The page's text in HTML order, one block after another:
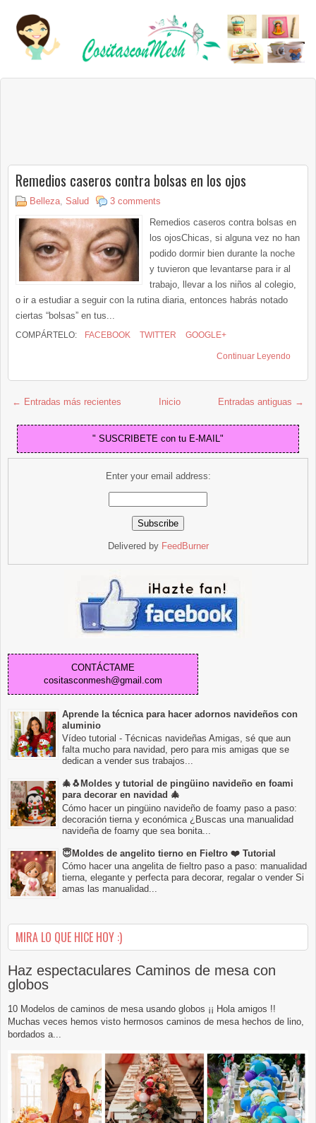
Remedios caseros contra bolsas en los ojos
Belleza Salud
3 comments
Remedios caseros contra bolsas en
los ojosChicas, si alguna vez no han
podido dormir bien durante la noche
y tuvieron que levantarse para ir al
trabajo, llevar a los niños al colegio,
o ir a estudiar a seguir con la rutina diaria, entonces habrás notado
ciertas “bolsas” en tus...
COMPÁRTELO: FACEBOOK TWITTER GOOGLE+
Continuar Leyendo
← Entradas más recientes Entradas antiguas →
Inicio
" SUSCRIBETE con tu E-MAIL"
Enter your email address:
Delivered by FeedBurner
CONTÁCTAME
cositasconmesh@gmail.com
Aprende la técnica para hacer adornos navideños con
aluminio
Vídeo tutorial - Técnicas navideñas Amigas, sé que aun
falta mucho para navidad, pero para mis amigas que se
dedican a vender sus trabajos...
🎄🐧Moldes y tutorial de pingüino navideño en foami
para decorar en navidad 🎄
Cómo hacer un pingüino navideño de foamy paso a paso:
decoración tierna y económica ¿Buscas una manualidad
navideña de foamy que sea bonita...
😇Moldes de angelito tierno en Fieltro ❤️ Tutorial
Cómo hacer una angelita de fieltro paso a paso: manualidad
tierna, elegante y perfecta para decorar, regalar o vender Si
amas las manualidad...
MIRA LO QUE HICE HOY :)
Haz espectaculares Caminos de mesa con
globos
10 Modelos de caminos de mesa usando globos ¡¡ Hola amigos !!
Muchas veces hemos visto hermosos caminos de mesa hechos de lino,
bordados a...